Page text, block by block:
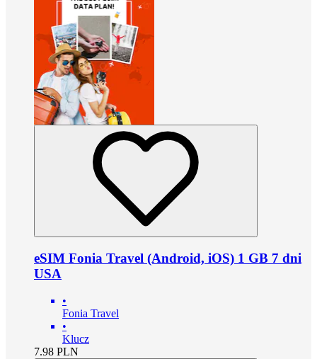
eSIM Fonia Travel (Android, iOS) 1 GB 7 dni
USA
•
Fonia Travel
•
Klucz
7.98 PLN